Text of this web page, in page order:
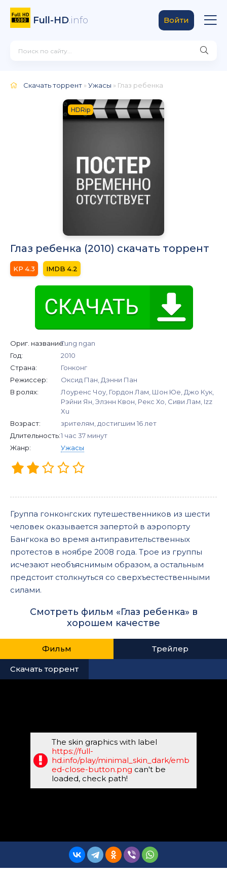
Full-HD.info Войти
Скачать торрент »Ужасы » Глаз ребенка
HDRip
Глаз ребенка (2010) скачать торрент
4.3 4.2
Ориг. название:Tung ngan
Год:
2010
Страна:
Гонконг
Режиссер:
Оксид Пан, Дэнни Пан
В ролях:
Лоуренс Чоу, Гордон Лам, Шон Юе, Джо Кук,
Рэйни Ян, Элэнн Квон, Рекс Хо, Сиви Лам, Izz
Xu
Возраст:
зрителям, достигшим 16 лет
Длительность:1 час 37 минут
Жанр:
Ужасы
Группа гонконгских путешественников из шести
человек оказывается запертой в аэропорту
Бангкока во время антиправительственных
протестов в ноябре 2008 года. Трое из группы
исчезают необъяснимым образом, а остальным
предстоит столкнуться со сверхъестественными
силами.
Смотреть фильм «Глаз ребенка» в
хорошем качестве
Фильм Трейлер
Скачать торрент
The skin graphics with label
https://full-
hd.info/play/minimal_skin_dark/emb
ed-close-button.png can't be
loaded, check path!